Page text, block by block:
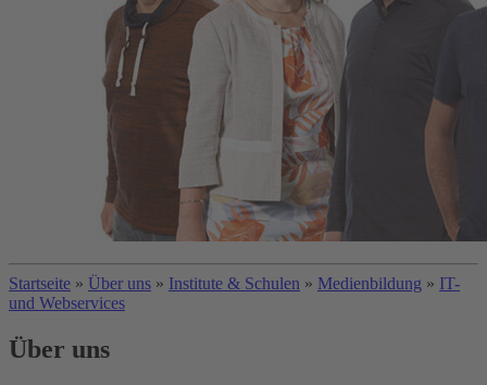
Startseite » Über uns » Institute & Schulen » Medienbildung » IT-
und Webservices
Über uns